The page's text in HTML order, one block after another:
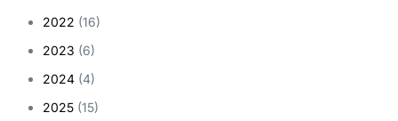
2022 (16)
2023 (6)
2024 (4)
2025 (15)